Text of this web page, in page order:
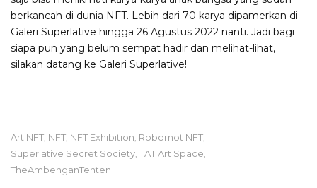
berkancah di dunia NFT. Lebih dari 70 karya dipamerkan di
Galeri Superlative hingga 26 Agustus 2022 nanti. Jadi bagi
siapa pun yang belum sempat hadir dan melihat-lihat,
silakan datang ke Galeri Superlative!
Art NFT, NFT, NFT Exhibition, Robomot NFT,
Superlative Secret Society, TAT Art Space,
TheAmbenganTenten